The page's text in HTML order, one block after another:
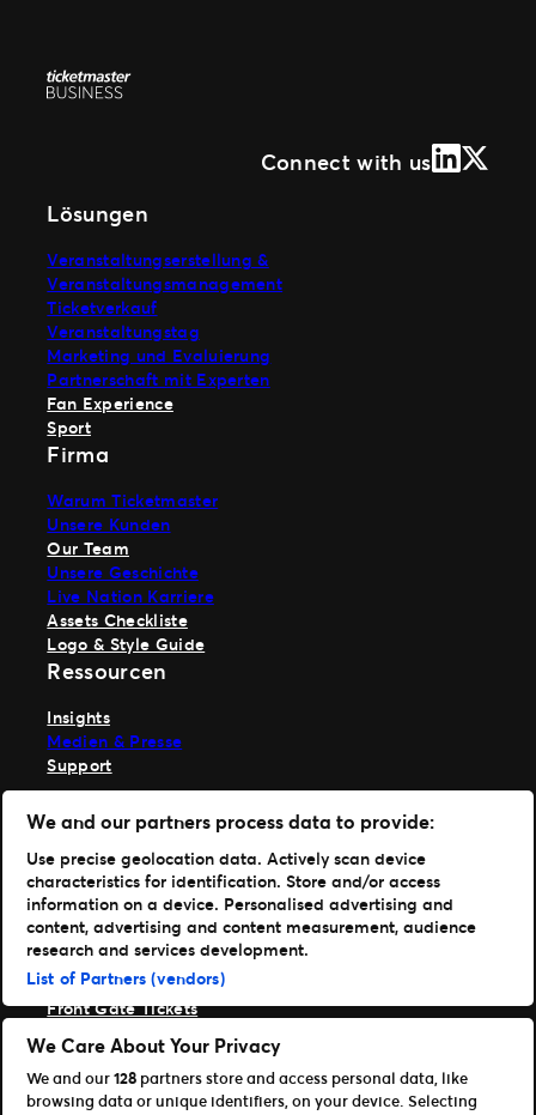
Connect with usLinkedIn
X
Lösungen
Veranstaltungserstellung &
Veranstaltungsmanagement
Ticketverkauf
Veranstaltungstag
Marketing und Evaluierung
Partnerschaft mit Experten
Fan Experience
Sport
Firma
Warum Ticketmaster
Unsere Kunden
Our Team
Unsere Geschichte
Live Nation Karriere
Assets Checkliste
Logo & Style Guide
Ressourcen
Insights
Medien & Presse
Support
TM1 anmelden
Hole dir unsere App
Ticketmaster
TM1 Reports
Portfolio
Ticketmaster
Front Gate Tickets
Universe
Verbessere
Partner
We and our partners process data to provide:
Use precise geolocation data. Actively scan device
characteristics for identification. Store and/or access
information on a device. Personalised advertising and
content, advertising and content measurement, audience
research and services development.
List of Partners (vendors)
We Care About Your Privacy
We and our128 partners store and access personal data, like
browsing data or unique identifiers, on your device. Selecting